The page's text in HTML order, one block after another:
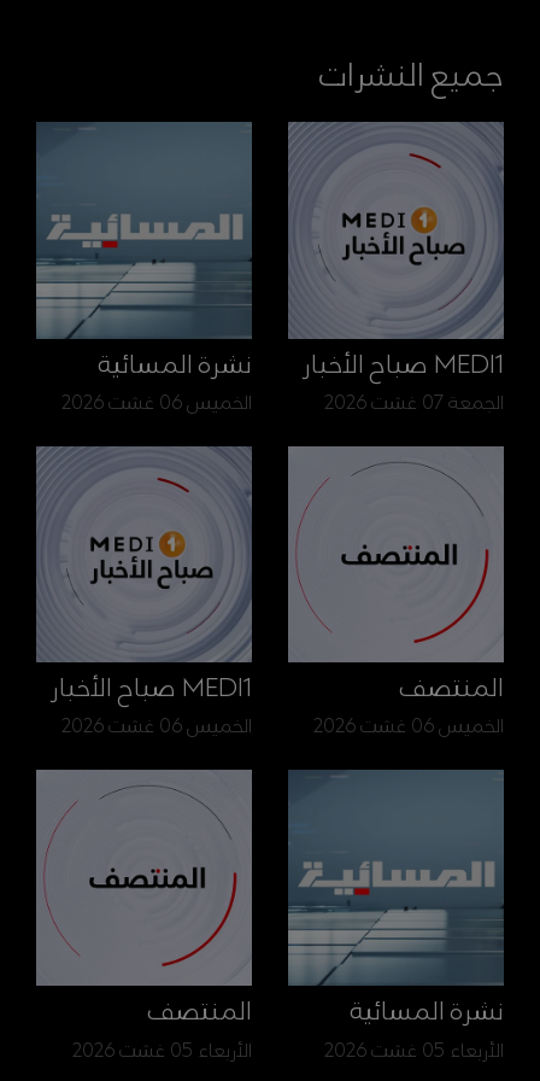
جميع النشرات
MEDI1 صباح الأخبار
الجمعة 07 غشت 2026
نشرة المسائية
الخميس 06 غشت 2026
المنتصف
الخميس 06 غشت 2026
MEDI1 صباح الأخبار
الخميس 06 غشت 2026
نشرة المسائية
الأربعاء 05 غشت 2026
المنتصف
الأربعاء 05 غشت 2026